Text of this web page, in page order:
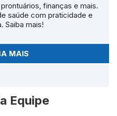
finanças e mais.
saúde com praticidade e
Saiba mais!
MAIS
Equipe